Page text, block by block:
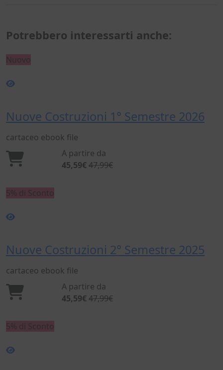
Potrebbero interessarti anche:
Nuovo
Nuove Costruzioni 1° Semestre 2026
cartaceo ebook file
A partire da
45,59€ 47,99€
5% di Sconto
Nuove Costruzioni 2° Semestre 2025
cartaceo ebook file
A partire da
45,59€ 47,99€
5% di Sconto